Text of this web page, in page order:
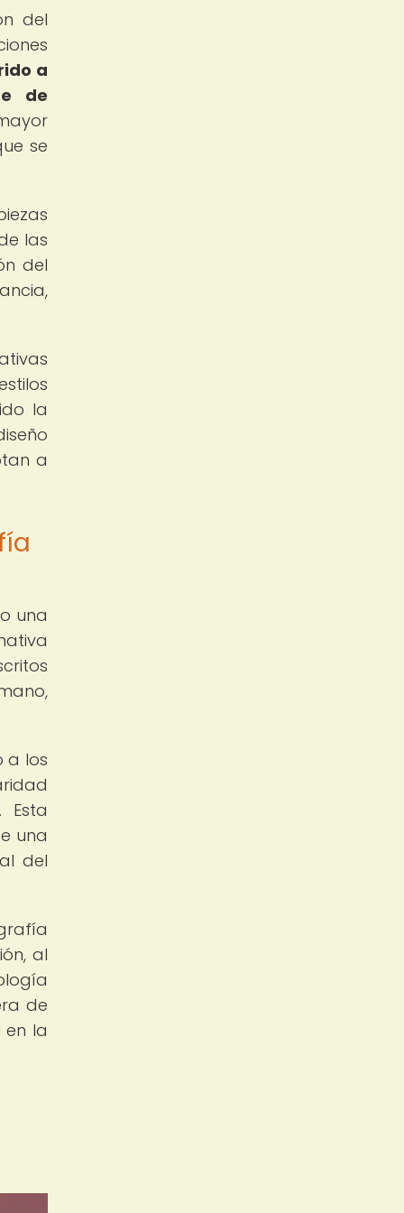
del
a
de
se
las
del
la
a
una
a los
Esta
una
del
al
de
en la